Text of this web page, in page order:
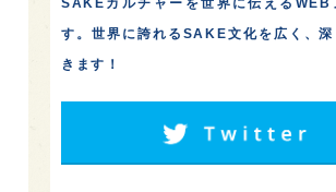
SAKEカルチャーを世界に伝えるWEB
す。世界に誇れるSAKE文化を広く、深
きます！